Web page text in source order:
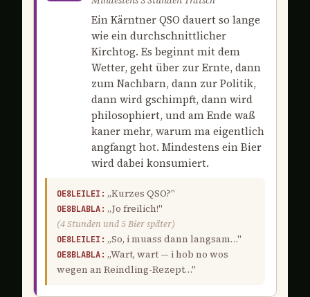
Ein Kärntner QSO dauert so lange
wie ein durchschnittlicher
Kirchtog. Es beginnt mit dem
Wetter, geht über zur Ernte, dann
zum Nachbarn, dann zur Politik,
dann wird gschimpft, dann wird
philosophiert, und am Ende waß
kaner mehr, warum ma eigentlich
angfangt hot. Mindestens ein Bier
wird dabei konsumiert.
OE8LEILEI: „Kurzes QSO?"
OE8BLABLA: „Jo freilich!"
(4 Stunden und 5 Bier später)
OE8LEILEI: „So, i muass dann langsam…"
OE8BLABLA: „Wart, wart — i hob no wos
wegen an Reindling-Rezept…"